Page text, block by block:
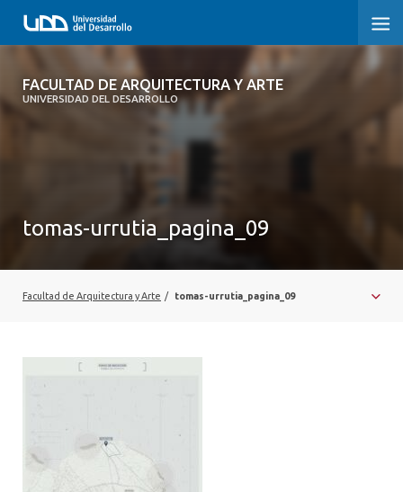
FACULTAD DE ARQUITECTURA Y ARTE
UNIVERSIDAD DEL DESARROLLO
FACULTAD DE ARQUITECTURA Y ARTE
VINCULACIÓN CON EL MEDIO
PLATAFORMA VUT
tomas-urrutia_pagina_09
Facultad de Arquitectura y Arte / tomas-urrutia_pagina_09